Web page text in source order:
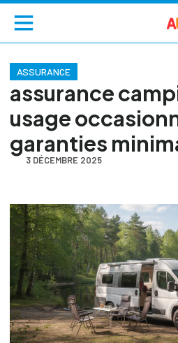
ASSURANCE
assurance
usage
garanties
3 DÉCEMBRE 2025